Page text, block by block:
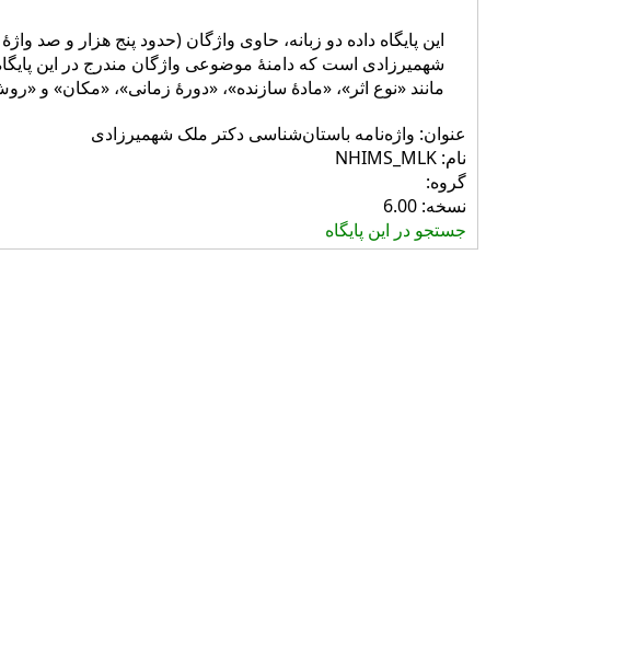
این پایگاه داده دو زبانه، حاوی واژگان (حدود پنج هزار و
شهمیرزادی است که دامنۀ موضوعی واژگان مندرج در این
مانند «نوع اثر»، «مادۀ سازنده»، «دورۀ زمانی»، «مکان» و
عنوان: واژه‌نامه باستان‌شناسی دکتر ملک شهمیرزادی
نام: NHIMS_MLK
گروه:
نسخه: 6.00
جستجو در این پایگاه